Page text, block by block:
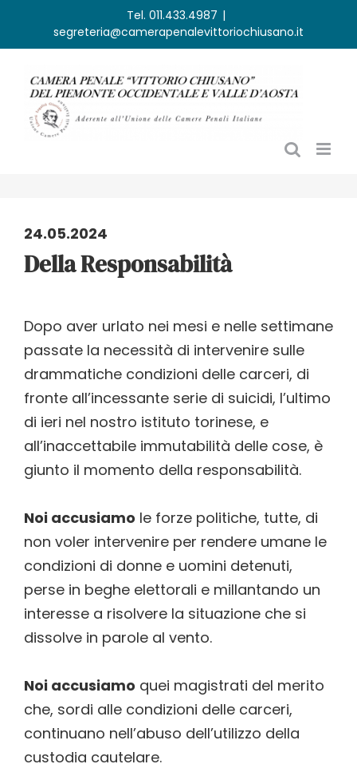
Tel. 011.433.4987 |
segreteria@camerapenalevittoriochiusano.it
24.05.2024
Della Responsabilità
Dopo aver urlato nei mesi e nelle settimane
passate la necessità di intervenire sulle
drammatiche condizioni delle carceri, di
fronte all’incessante serie di suicidi, l’ultimo
di ieri nel nostro istituto torinese, e
all’inaccettabile immutabilità delle cose, è
giunto il momento della responsabilità.
Noi accusiamo le forze politiche, tutte, di
non voler intervenire per rendere umane le
condizioni di donne e uomini detenuti,
perse in beghe elettorali e millantando un
interesse a risolvere la situazione che si
dissolve in parole al vento.
Noi accusiamo quei magistrati del merito
che, sordi alle condizioni delle carceri,
continuano nell’abuso dell’utilizzo della
custodia cautelare.